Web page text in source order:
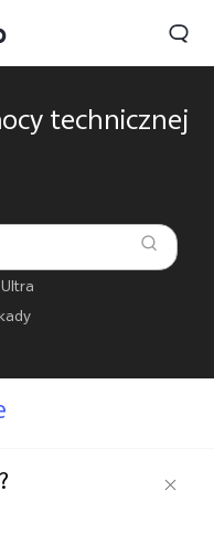
technicznej